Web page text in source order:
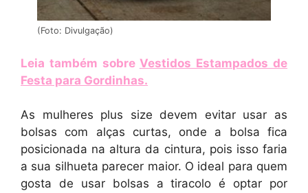
(Foto: Divulgação)
Leia também sobreVestidos Estampados de
Festa para Gordinhas.
As mulheres plus size devem evitar usar as
bolsas com alças curtas, onde a bolsa fica
posicionada na altura da cintura, pois isso faria
a sua silhueta parecer maior. O ideal para quem
gosta de usar bolsas a tiracolo é optar por